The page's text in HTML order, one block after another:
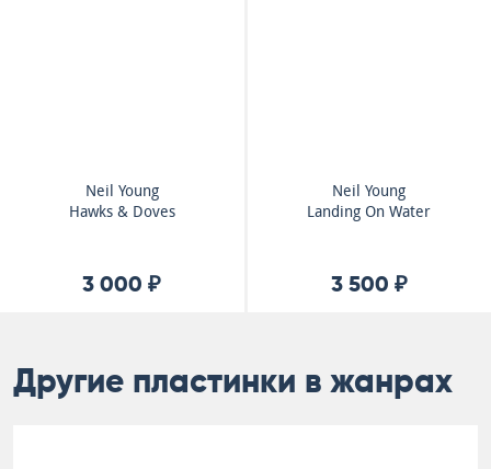
Neil Young
Hawks & Doves
3 000 ₽
Neil Young
Landing On Water
3 500 ₽
Другие пластинки в жанрах